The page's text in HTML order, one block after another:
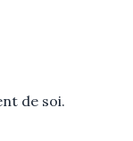
de soi.